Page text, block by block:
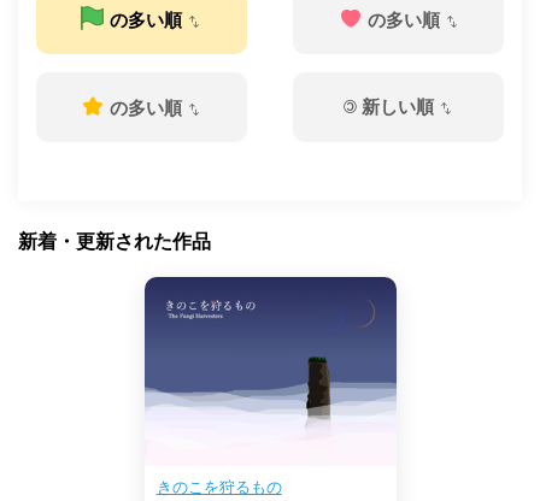
の多い順 の多い順
の多い順 © 新しい順
新着・更新された作品
きのこを狩るもの